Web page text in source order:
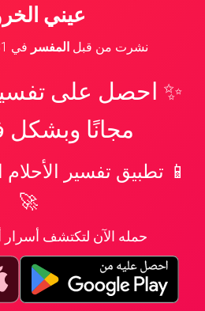
عيني
نشرت من قبل المفسر في 31
✨ احصل على
مجانًا
🚀
حمله الآن لتكتشف أسرار